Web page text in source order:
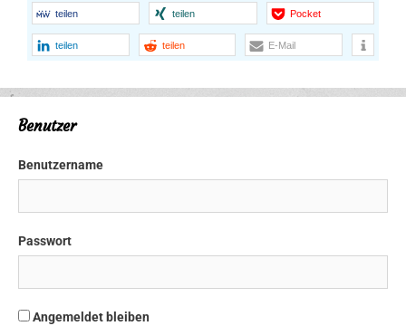
teilen teilen Pocket
teilen teilen E-Mail
Benutzer
Benutzername
Passwort
Angemeldet bleiben